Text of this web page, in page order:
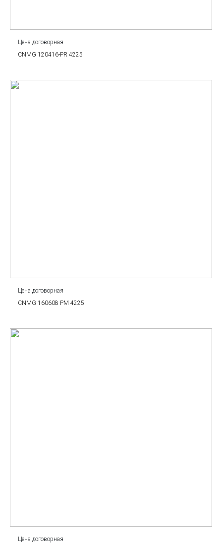
Цена договорная
CNMG 120416-PR 4225
Цена договорная
CNMG 160608 PM 4225
Цена договорная